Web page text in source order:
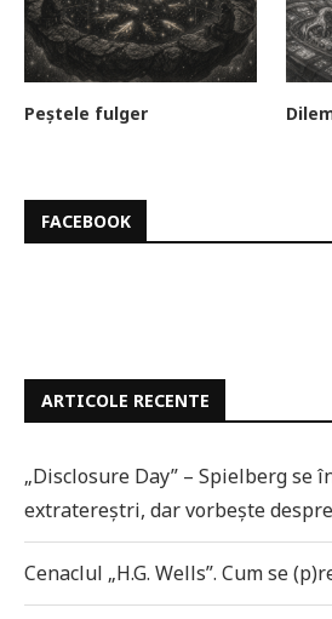
Peștele fulger
FACEBOOK
ARTICOLE RECENTE
„Disclosure Day” – Spielberg se
extratereștri, dar vorbește
Cenaclul „H.G. Wells”. Cum se